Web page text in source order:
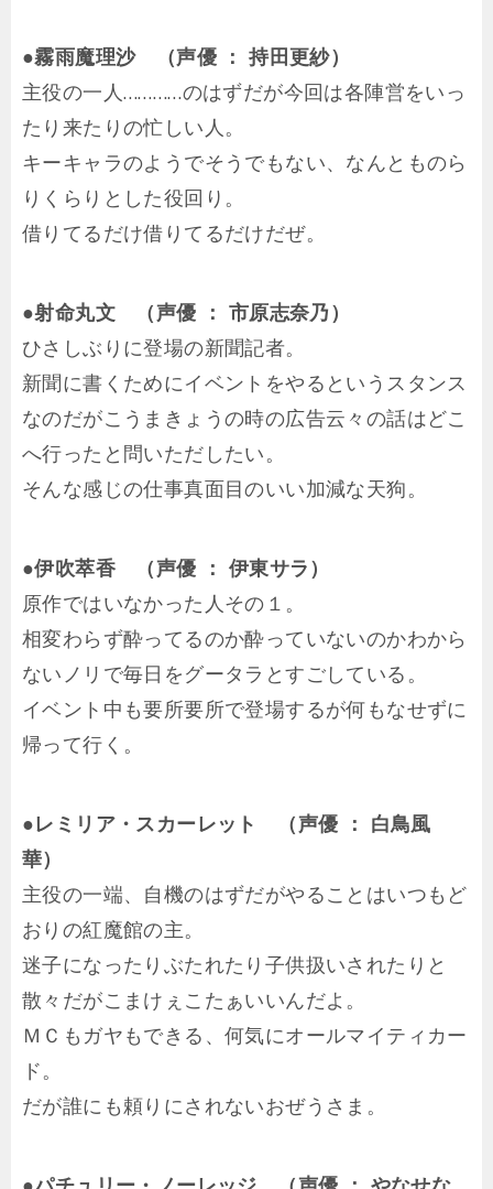
●霧雨魔理沙 （声優 ： 持田更紗）
主役の一人…………のはずだが今回は各陣営をいっ
たり来たりの忙しい人。
キーキャラのようでそうでもない、なんとものら
りくらりとした役回り。
借りてるだけ借りてるだけだぜ。
●射命丸文 （声優 ： 市原志奈乃）
ひさしぶりに登場の新聞記者。
新聞に書くためにイベントをやるというスタンス
なのだがこうまきょうの時の広告云々の話はどこ
へ行ったと問いただしたい。
そんな感じの仕事真面目のいい加減な天狗。
●伊吹萃香 （声優 ： 伊東サラ）
原作ではいなかった人その１。
相変わらず酔ってるのか酔っていないのかわから
ないノリで毎日をグータラとすごしている。
イベント中も要所要所で登場するが何もなせずに
帰って行く。
●レミリア・スカーレット （声優 ： 白鳥風
華）
主役の一端、自機のはずだがやることはいつもど
おりの紅魔館の主。
迷子になったりぶたれたり子供扱いされたりと
散々だがこまけぇこたぁいいんだよ。
ＭＣもガヤもできる、何気にオールマイティカー
ド。
だが誰にも頼りにされないおぜうさま。